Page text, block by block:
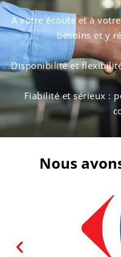
À votre écoute et à
besoins et y
Disponibilité et
Fiabilité et sérieux :
Nous